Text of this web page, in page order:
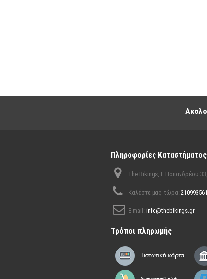
Πληροφορίες Καταστήματος
The Bikings, Γ.Παπανδρέου
Καλέστε μας τώρα:
E-mail: info@thebikings.gr
Τρόποι πληρωμής